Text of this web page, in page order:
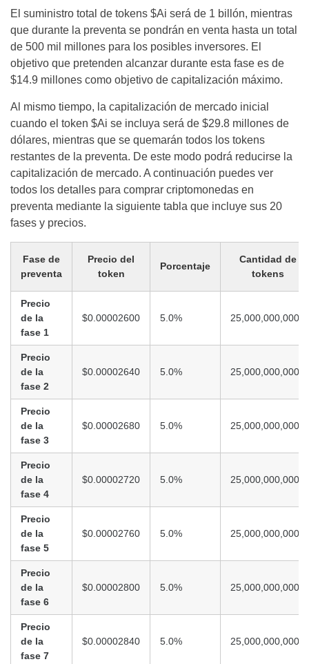
El suministro total de tokens $Ai será de 1 billón, mientras
que durante la preventa se pondrán en venta hasta un total
de 500 mil millones para los posibles inversores. El
objetivo que pretenden alcanzar durante esta fase es de
$14.9 millones como objetivo de capitalización máximo.
Al mismo tiempo, la capitalización de mercado inicial
cuando el token $Ai se incluya será de $29.8 millones de
dólares, mientras que se quemarán todos los tokens
restantes de la preventa. De este modo podrá reducirse la
capitalización de mercado. A continuación puedes ver
todos los detalles para comprar criptomonedas en
preventa mediante la siguiente tabla que incluye sus 20
fases y precios.
Fase de
preventa
Precio del
token
Porcentaje
Cantidad de
tokens
Precio
de la
fase 1
$0.00002600 5.0% 25,000,000,000
Precio
de la
fase 2
$0.00002640 5.0% 25,000,000,000
Precio
de la
fase 3
$0.00002680 5.0% 25,000,000,000
Precio
de la
fase 4
$0.00002720 5.0% 25,000,000,000
Precio
de la
fase 5
$0.00002760 5.0% 25,000,000,000
Precio
de la
fase 6
$0.00002800 5.0% 25,000,000,000
Precio
de la
fase 7
$0.00002840 5.0% 25,000,000,000